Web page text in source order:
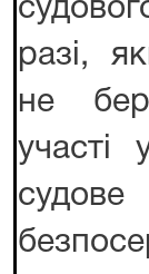
разі,
не
участі